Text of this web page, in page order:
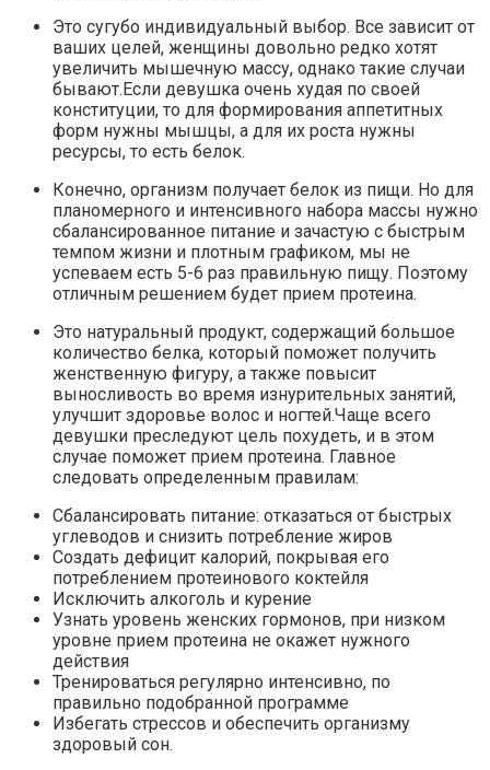
Это сугубо индивидуальный выбор. Все зависит от
ваших целей, женщины довольно редко хотят
увеличить мышечную массу, однако такие случаи
бывают.Если девушка очень худая по своей
конституции, то для формирования аппетитных
форм нужны мышцы, а для их роста нужны
ресурсы, то есть белок.
Конечно, организм получает белок из пищи. Но для
планомерного и интенсивного набора массы нужно
сбалансированное питание и зачастую с быстрым
темпом жизни и плотным графиком, мы не
успеваем есть 5-6 раз правильную пищу. Поэтому
отличным решением будет прием протеина.
Это натуральный продукт, содержащий большое
количество белка, который поможет получить
женственную фигуру, а также повысит
выносливость во время изнурительных занятий,
улучшит здоровье волос и ногтей.Чаще всего
девушки преследуют цель похудеть, и в этом
случае поможет прием протеина. Главное
следовать определенным правилам:
Сбалансировать питание: отказаться от быстрых
углеводов и снизить потребление жиров
Создать дефицит калорий, покрывая его
потреблением протеинового коктейля
Исключить алкоголь и курение
Узнать уровень женских гормонов, при низком
уровне прием протеина не окажет нужного
действия
Тренироваться регулярно интенсивно, по
правильно подобранной программе
Избегать стрессов и обеспечить организму
здоровый сон.